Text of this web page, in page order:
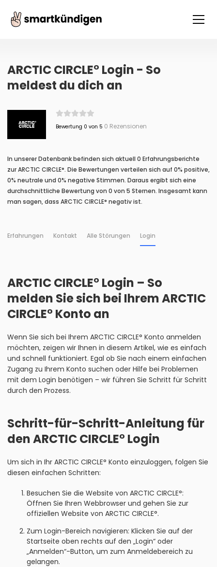
ARCTIC CIRCLE° Login - So
meldest du dich an
Bewertung 0 von 5 0 Rezensionen
In unserer Datenbank befinden sich aktuell 0 Erfahrungsberichte
zur ARCTIC CIRCLE°. Die Bewertungen verteilen sich auf 0% positive,
0% neutrale und 0% negative Stimmen. Daraus ergibt sich eine
durchschnittliche Bewertung von 0 von 5 Sternen. Insgesamt kann
man sagen, dass ARCTIC CIRCLE° negativ ist.
Erfahrungen Kontakt Alle Störungen Login
ARCTIC CIRCLE° Login – So
melden Sie sich bei Ihrem ARCTIC
CIRCLE° Konto an
Wenn Sie sich bei Ihrem ARCTIC CIRCLE° Konto anmelden
möchten, zeigen wir Ihnen in diesem Artikel, wie es einfach
und schnell funktioniert. Egal ob Sie nach einem einfachen
Zugang zu Ihrem Konto suchen oder Hilfe bei Problemen
mit dem Login benötigen – wir führen Sie Schritt für Schritt
durch den Prozess.
Schritt-für-Schritt-Anleitung für
den ARCTIC CIRCLE° Login
Um sich in Ihr ARCTIC CIRCLE° Konto einzuloggen, folgen Sie
diesen einfachen Schritten:
Besuchen Sie die Website von ARCTIC CIRCLE°:
Öffnen Sie Ihren Webbrowser und gehen Sie zur
offiziellen Website von ARCTIC CIRCLE°.
Zum Login-Bereich navigieren: Klicken Sie auf der
Startseite oben rechts auf den „Login“ oder
„Anmelden“-Button, um zum Anmeldebereich zu
gelangen.